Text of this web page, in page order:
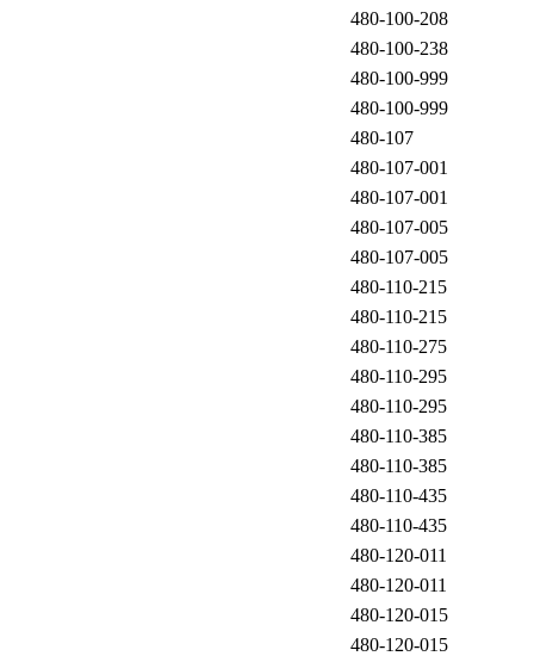
480-100-208
480-100-238
480-100-999
480-100-999
480-107
480-107-001
480-107-001
480-107-005
480-107-005
480-110-215
480-110-215
480-110-275
480-110-295
480-110-295
480-110-385
480-110-385
480-110-435
480-110-435
480-120-011
480-120-011
480-120-015
480-120-015